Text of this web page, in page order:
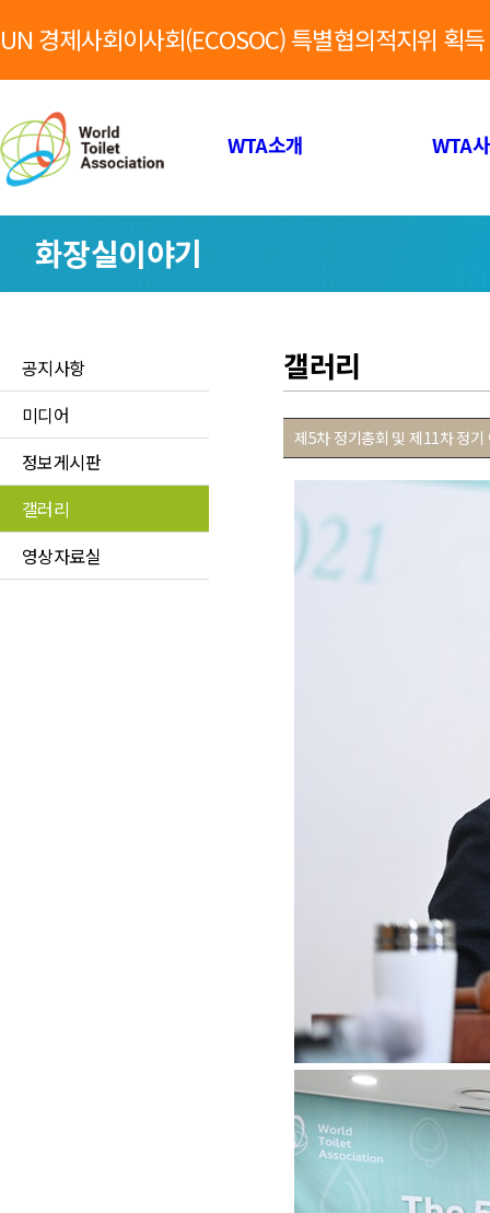
UN 경제사회이사회(ECOSOC) 특별협의적지위 획
WTA소개 WTA
화장실이야기
공지사항
미디어
정보게시판
갤러리
영상자료실
갤러리
제5차 정기총회 및 제11차 정